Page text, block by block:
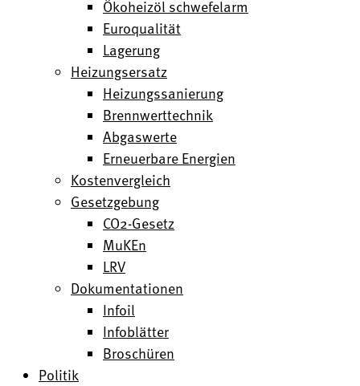
Ökoheizöl schwefelarm
Euroqualität
Lagerung
Heizungsersatz
Heizungssanierung
Brennwerttechnik
Abgaswerte
Erneuerbare Energien
Kostenvergleich
Gesetzgebung
CO2-Gesetz
MuKEn
LRV
Dokumentationen
Infoil
Infoblätter
Broschüren
Politik